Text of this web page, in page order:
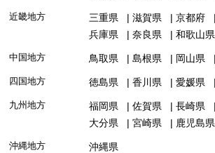
近畿地方 三重県 滋賀県 京都府
兵庫県
奈良県 和歌山県
中国地方 鳥取県 島根県 岡山県
四国地方 徳島県 香川県 愛媛県
九州地方 福岡県 佐賀県 長崎県
大分県
宮崎県 鹿児島県
沖縄地方 沖縄県